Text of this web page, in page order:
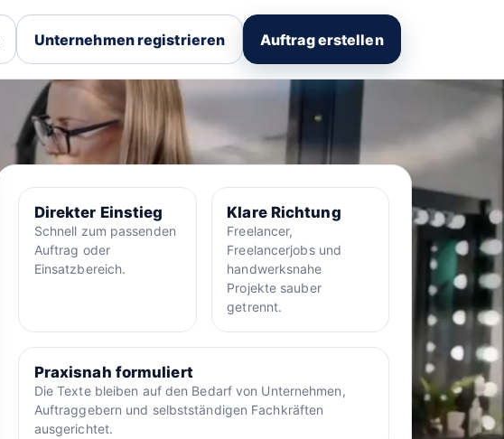
Unternehmen registrieren Auftrag erstellen
Direkter Einstieg
Schnell zum passenden
Auftrag oder
Einsatzbereich.
Klare Richtung
Freelancer,
Freelancerjobs und
handwerksnahe
Projekte sauber
getrennt.
Praxisnah formuliert
Die Texte bleiben auf den Bedarf von Unternehmen,
Auftraggebern und selbstständigen Fachkräften
ausgerichtet.